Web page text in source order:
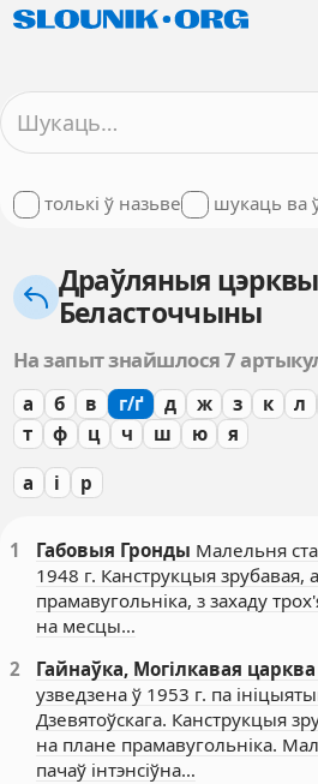
толькі ў назьве шукаць ва
Драўляныя цэрквы
Беласточчыны
На запыт знайшлося 7
а б в г/ґ д ж з к л
т
ф ц ч ш ю я
а і р
1 Габовыя Гронды Малельня
1948 г. Канструкцыя
прамавугольніка, з захаду
на месцы…
2
Гайнаўка, Могілкавая
узведзена ў 1953 г. па
Дзевятоўскага. Канструкцыя
на плане прамавугольніка.
пачаў інтэнсіўна…